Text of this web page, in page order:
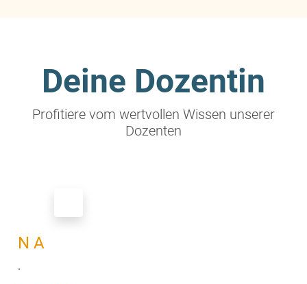
Deine Dozentin
Profitiere vom wertvollen Wissen unserer
Dozenten
N A
.